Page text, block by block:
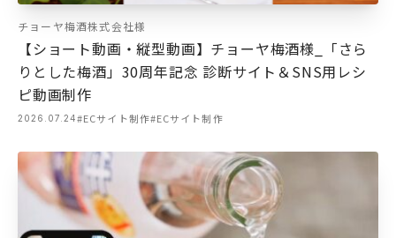
チョーヤ梅酒株式会社様
【ショート動画・縦型動画】チョーヤ梅酒様_「さら
りとした梅酒」30周年記念 診断サイト＆SNS用レシ
ピ動画制作
2026.07.24#ECサイト制作#ECサイト制作